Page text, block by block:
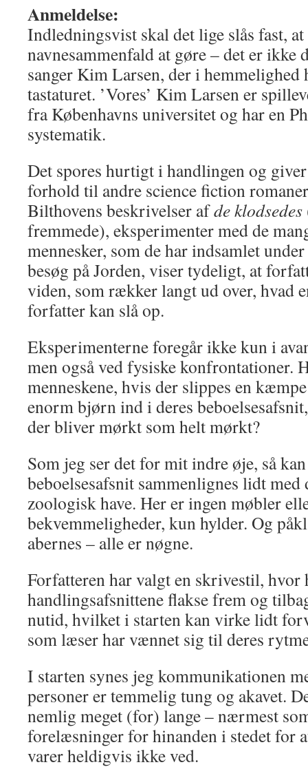
Anmeldelse:
Indledningsvist skal det lige slås fast,
navnesammenfald at gøre – det er ikke
sanger Kim Larsen, der i hemmelighed
tastaturet. ’Vores’ Kim Larsen er
fra Københavns universitet og har en
systematik.
Det spores hurtigt i handlingen og
forhold til andre science fiction
Bilthovens beskrivelser afde klodsedes
fremmede), eksperimenter med de
mennesker, som de har indsamlet
besøg på Jorden, viser tydeligt, at
viden, som rækker langt ud over, hvad
forfatter kan slå op.
Eksperimenterne foregår ikke kun i
men også ved fysiske konfrontationer.
menneskene, hvis der slippes en
enorm bjørn ind i deres
der bliver mørkt som helt mørkt?
Som jeg ser det for mit indre øje, så
beboelsesafsnit sammenlignes lidt med
zoologisk have. Her er ingen møbler
bekvemmeligheder, kun hylder. Og
abernes – alle er nøgne.
Forfatteren har valgt en skrivestil, hvor
handlingsafsnittene flakse frem og
nutid, hvilket i starten kan virke lidt
som læser har vænnet sig til deres
I starten synes jeg kommunikationen
personer er temmelig tung og akavet.
nemlig meget (for) lange – nærmest
forelæsninger for hinanden i stedet for
varer heldigvis ikke ved.